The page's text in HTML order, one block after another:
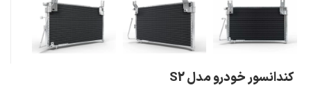
کندانسور خودرو مدل S2